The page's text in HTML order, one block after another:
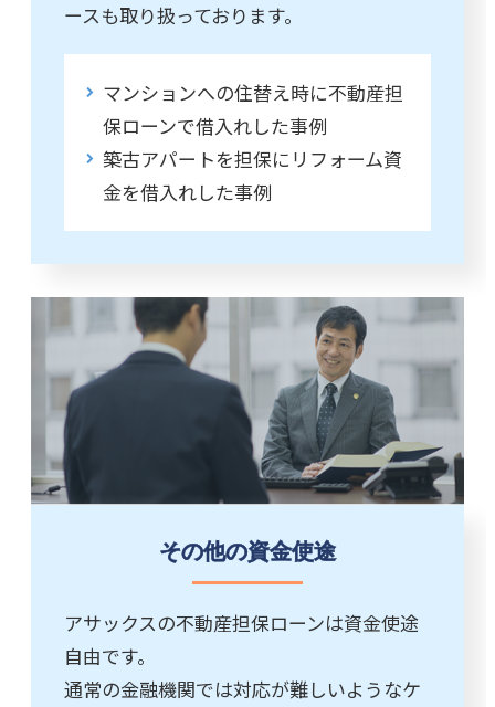
ースも取り扱っております。
マンションへの住替え時に不動産担
保ローンで借入れした事例
築古アパートを担保にリフォーム資
金を借入れした事例
その他の資金使途
アサックスの不動産担保ローンは資金使途
自由です。
通常の金融機関では対応が難しいようなケ